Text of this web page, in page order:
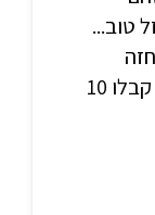
טוב...
בקריירה. אז איך מתגברים עליו? קבלו 10